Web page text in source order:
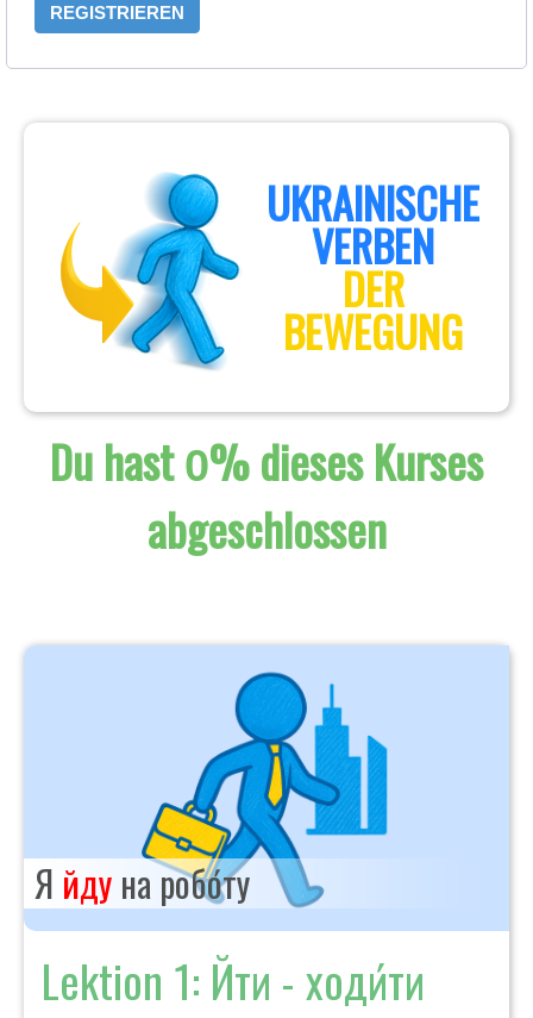
REGISTRIEREN
UKRAINISCHE
VERBEN
DER
BEWEGUNG
Du hast 0% dieses Kurses
abgeschlossen
Я йду на робо́ту
Lektion 1: Йти - ходи́ти